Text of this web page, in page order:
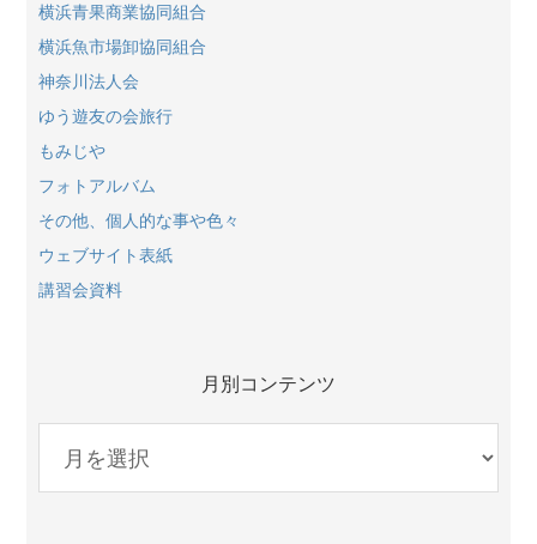
横浜青果商業協同組合
横浜魚市場卸協同組合
神奈川法人会
ゆう遊友の会旅行
もみじや
フォトアルバム
その他、個人的な事や色々
ウェブサイト表紙
講習会資料
月別コンテンツ
コ